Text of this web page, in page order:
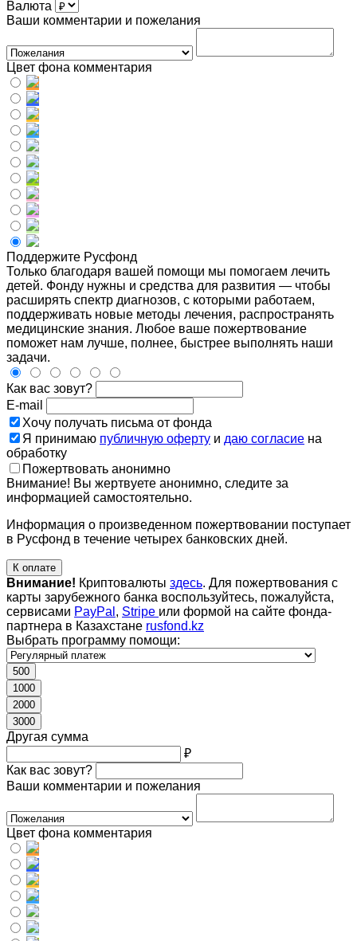
Валюта
Ваши комментарии и пожелания
Цвет фона комментария
Поддержите Русфонд
Только благодаря вашей помощи мы помогаем лечить
детей. Фонду нужны и средства для развития — чтобы
расширять спектр диагнозов, с которыми работаем,
поддерживать новые методы лечения, распространять
медицинские знания. Любое ваше пожертвование
поможет нам лучше, полнее, быстрее выполнять наши
задачи.
Как вас зовут?
E-mail
Хочу получать письма от фонда
Я принимаю публичную оферту и даю согласие на
обработку
Пожертвовать анонимно
Внимание! Вы жертвуете анонимно, следите за
информацией самостоятельно.
Информация о произведенном пожертвовании поступает
в Русфонд в течение четырех банковских дней.
К оплате
Внимание! Криптовалюты здесь. Для пожертвования с
карты зарубежного банка воспользуйтесь, пожалуйста,
сервисами PayPal , Stripe или формой на сайте фонда-
партнера в Казахстане rusfond.kz
Выбрать программу помощи:
500
1000
2000
3000
Другая сумма
₽
Как вас зовут?
Ваши комментарии и пожелания
Цвет фона комментария